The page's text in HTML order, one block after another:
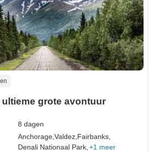
grote avontuur
8 dagen
Anchorage,Valdez,Fairbanks,
Denali Nationaal Park, +1 meer